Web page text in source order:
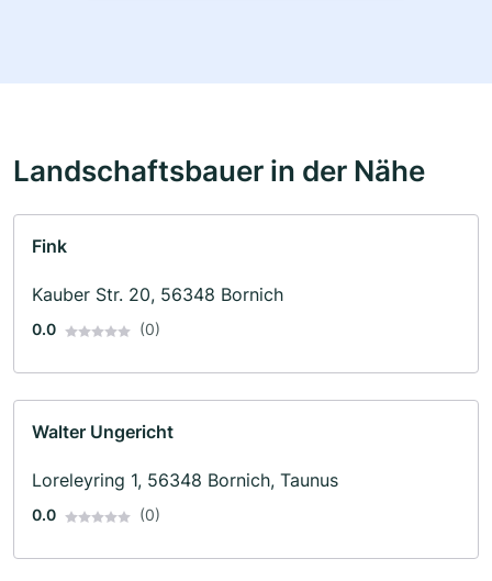
Landschaftsbauer in der Nähe
Fink
Kauber Str. 20, 56348 Bornich
0.0 (0)
Walter Ungericht
Loreleyring 1, 56348 Bornich, Taunus
0.0 (0)